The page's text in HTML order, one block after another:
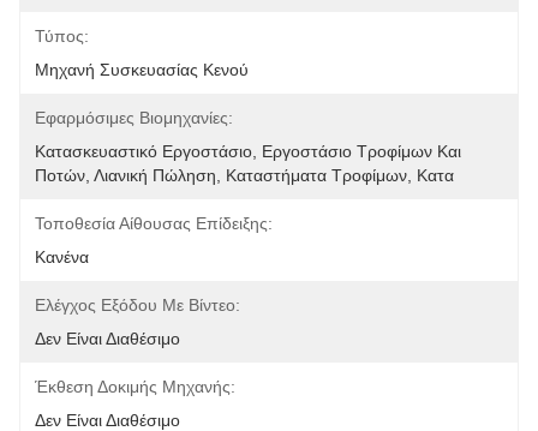
Τύπος:
Μηχανή Συσκευασίας Κενού
Εφαρμόσιμες Βιομηχανίες:
Κατασκευαστικό Εργοστάσιο, Εργοστάσιο Τροφίμων Και
Ποτών, Λιανική Πώληση, Καταστήματα Τροφίμων, Κατα
Τοποθεσία Αίθουσας Επίδειξης:
Κανένα
Ελέγχος Εξόδου Με Βίντεο:
Δεν Είναι Διαθέσιμο
Έκθεση Δοκιμής Μηχανής:
Δεν Είναι Διαθέσιμο